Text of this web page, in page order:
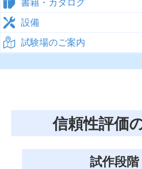
書籍・カタログ
設備
試験場のご案内
信頼性評価
試作段階